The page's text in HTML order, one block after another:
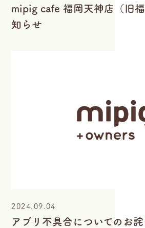
mipig cafe 福岡天神店（旧
知らせ
2024.09.04
アプリ不具合についてのお